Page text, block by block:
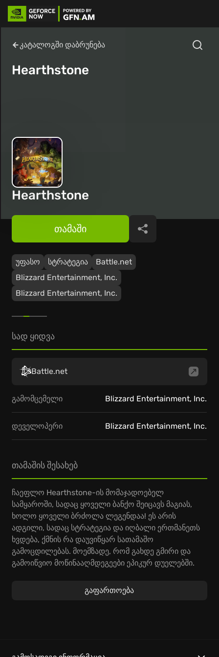
კატალოგში დაბრუნება
Hearthstone
Hearthstone
უფასო სტრატეგია
Battle.net
Blizzard Entertainment, Inc.
Blizzard Entertainment, Inc.
თამაში გაზიარება
თამაშის შესახებ
ჩაეფლო Hearthstone-ის მომაჯადოებელ
სამყაროში, სადაც ყოველი ბანქო შეიცავს მაგიას,
ხოლო ყოველი ბრძოლა ლეგენდაა! ეს არის
ადგილი, სადაც სტრატეგია და იღბალი ერთმანეთს
ხვდება, ქმნის რა დაუვიწყარ სათამაშო
გამოცდილებას. მოემზადე, რომ გახდე გმირი და
გამოიწვიო მოწინააღმდეგეები ეპიკურ დუელებში.
Hearthstone, იგივე Heroes of Warcraft-ის სამყარო
გთავაზობს კარტის ონლაინ თამაშების
გაფართოება
სად ყიდვა
Battle.net
გამომცემელი Blizzard Entertainment, Inc.
დეველოპერი Blizzard Entertainment, Inc.